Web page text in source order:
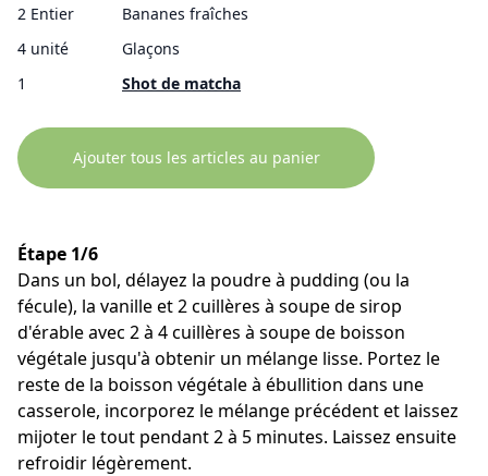
2 Entier
Bananes fraîches
4 unité
Glaçons
1
Shot de matcha
Ajouter tous les articles au panier
Étape 1/6
Dans un bol, délayez la poudre à pudding (ou la
fécule), la vanille et 2 cuillères à soupe de sirop
d'érable avec 2 à 4 cuillères à soupe de boisson
végétale jusqu'à obtenir un mélange lisse. Portez le
reste de la boisson végétale à ébullition dans une
casserole, incorporez le mélange précédent et laissez
mijoter le tout pendant 2 à 5 minutes. Laissez ensuite
refroidir légèrement.